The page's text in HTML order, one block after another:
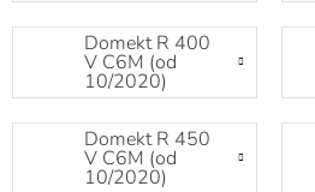
Domekt R 400
V C6M (od
10/2020)
Domekt R 450
V C6M (od
10/2020)